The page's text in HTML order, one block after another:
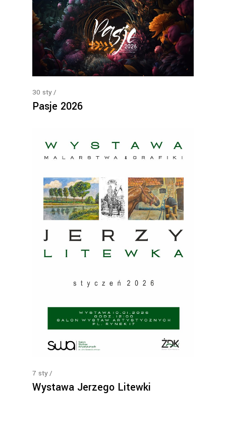
30 sty
Pasje 2026
7 sty
Wystawa Jerzego Litewki